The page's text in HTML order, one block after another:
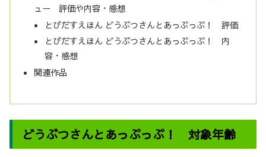
ュー 評価や内容・感想
とびだすえほん どうぶつさんとあっぷっぷ！ 評価
とびだすえほん どうぶつさんとあっぷっぷ！ 内
容・感想
関連作品
どうぶつさんとあっぷっぷ！ 対象年齢